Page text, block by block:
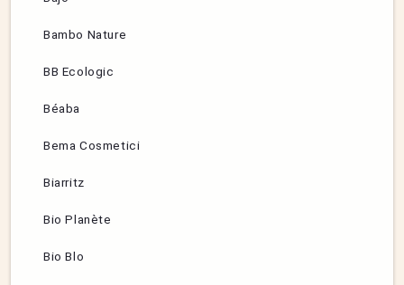
Bambo Nature
BB Ecologic
Béaba
Bema Cosmetici
Biarritz
Bio Planète
Bio Blo